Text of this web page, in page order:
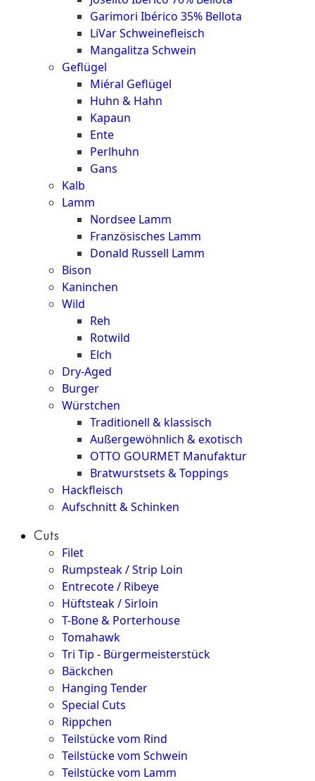
Garimori Ibérico 35% Bellota
LiVar Schweinefleisch
Mangalitza Schwein
Geflügel
Miéral Geflügel
Huhn & Hahn
Kapaun
Ente
Perlhuhn
Gans
Kalb
Lamm
Nordsee Lamm
Französisches Lamm
Donald Russell Lamm
Bison
Kaninchen
Wild
Reh
Rotwild
Elch
Dry-Aged
Burger
Würstchen
Traditionell & klassisch
Außergewöhnlich & exotisch
OTTO GOURMET Manufaktur
Bratwurstsets & Toppings
Hackfleisch
Aufschnitt & Schinken
Cuts
Filet
Rumpsteak / Strip Loin
Entrecote / Ribeye
Hüftsteak / Sirloin
T-Bone & Porterhouse
Tomahawk
Tri Tip - Bürgermeisterstück
Bäckchen
Hanging Tender
Special Cuts
Rippchen
Teilstücke vom Rind
Teilstücke vom Schwein
Teilstücke vom Lamm